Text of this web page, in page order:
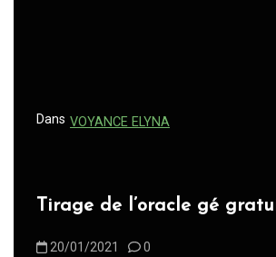
Dans VOYANCE ELYNA
Tirage de l’oracle gé
20/01/2021 0